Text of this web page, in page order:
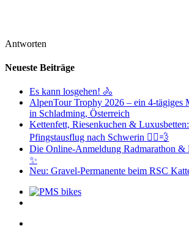
Antworten
Neueste Beiträge
Es kann losgehen! 🚴
AlpenTour Trophy 2026 – ein 4-tägiges
in Schladming, Österreich
Kettenfett, Riesenkuchen &
Pfingstausflug nach Schwerin 🚴‍♂️💨
Die Online-Anmeldung Radmarathon &
✨
Neu: Gravel-Permanente beim RSC